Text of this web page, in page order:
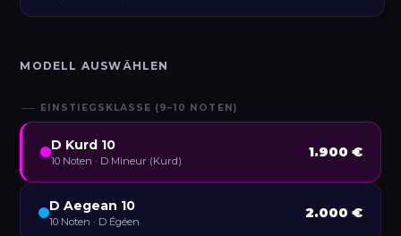
MODELL AUSWÄHLEN
── EINSTIEGSKLASSE (9–10 NOTEN)
D Kurd 10
10 Noten · D Mineur (Kurd)
1.900 €
D Aegean 10
10 Noten · D Égéen
2.000 €